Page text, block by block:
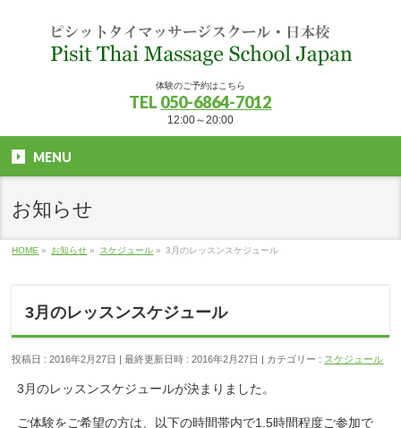
体験のご予約はこちら
TEL 050-6864-7012
12:00～20:00
MENU
お知らせ
HOME » お知らせ » スケジュール » 3月のレッスンスケジュール
3月のレッスンスケジュール
投稿日 : 2016年2月27日 最終更新日時 : 2016年2月27日 カテゴリー : スケジュール
3月のレッスンスケジュールが決まりました。
ご体験をご希望の方は、以下の時間帯内で1.5時間程度ご参加で